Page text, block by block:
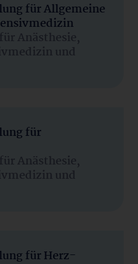
für Allgemeine
Anästhesie,
und
für
Anästhesie,
und
für Herz-